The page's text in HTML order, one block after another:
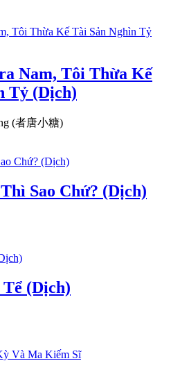
Nam, Tôi Thừa Kế
Tỷ (Dịch)
(者唐小糖)
Sao Chứ? (Dịch)
(Dịch)